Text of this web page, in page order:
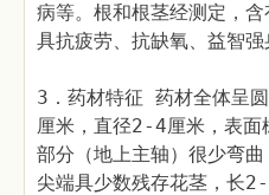
病等。根和根茎经测定，含
具抗疲劳、抗缺氧、益智强
3．药材特征 药材全体呈
厘米，直径2-4厘米，表面
部分（地上主轴）很少弯曲
尖端具少数残存花茎，长